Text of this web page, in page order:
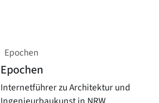
Epochen
Epochen
Internetführer zu Architektur und